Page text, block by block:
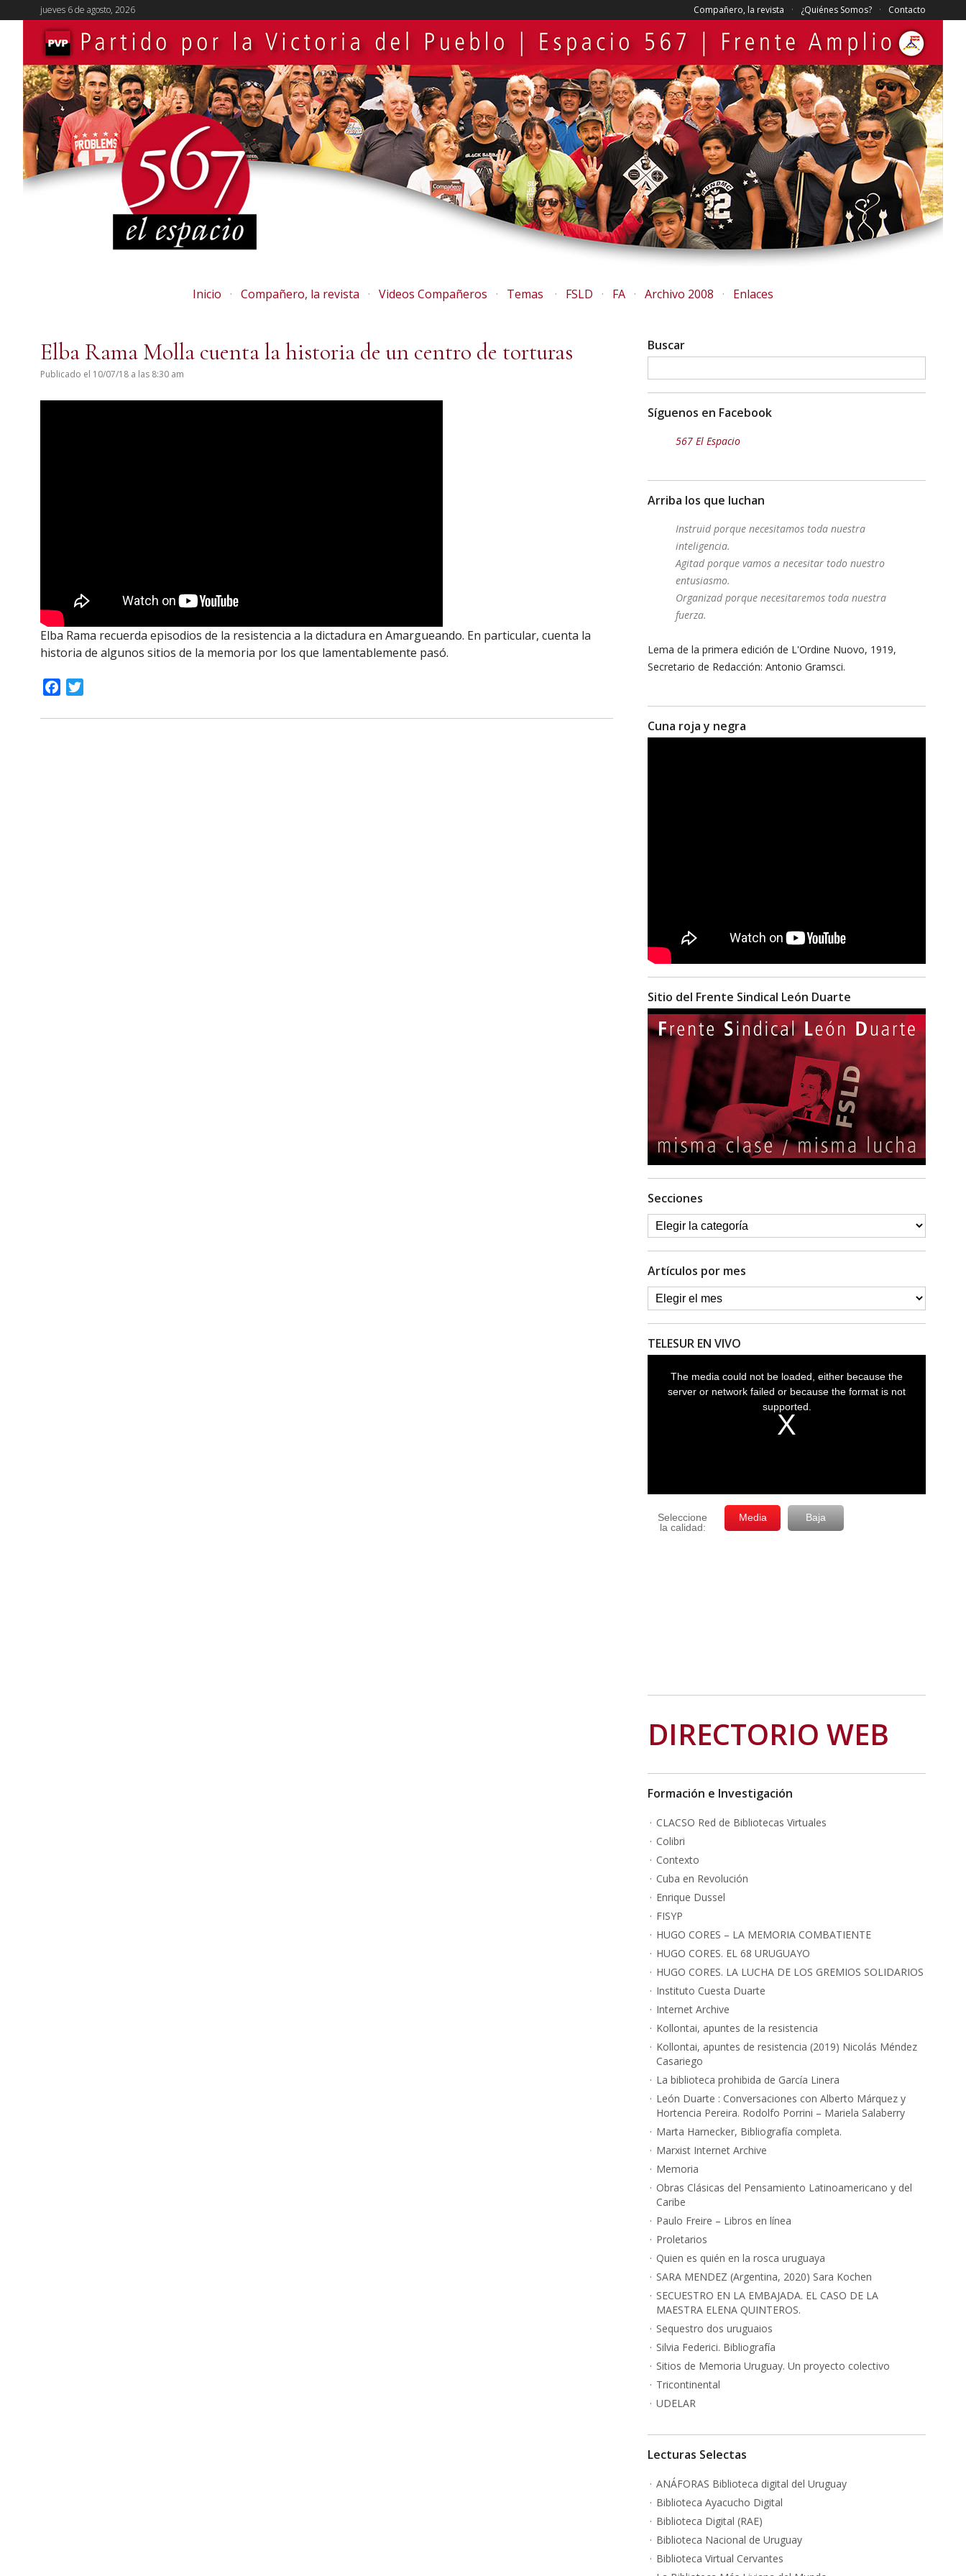
jueves 6 de agosto, 2026 Compañero, la revista ¿Quiénes Somos? Contacto
Inicio Compañero, la revista Videos Compañeros Temas FSLD FA Archivo 2008 Enlaces
Elba Rama Molla cuenta la historia de un centro de torturas
Publicado el 10/07/18 a las 8:30 am
Elba Rama recuerda episodios de la resistencia a la dictadura en Amargueando. En particular, cuenta la
historia de algunos sitios de la memoria por los que lamentablemente pasó.
Facebook
Buscar
Síguenos en Facebook
567 El Espacio
Arriba los que luchan
Instruid porque necesitamos toda nuestra
inteligencia.
Agitad porque vamos a necesitar todo nuestro
entusiasmo.
Organizad porque necesitaremos toda nuestra
fuerza.
Lema de la primera edición de L'Ordine Nuovo, 1919,
Secretario de Redacción: Antonio Gramsci.
Cuna roja y negra
Sitio del Frente Sindical León Duarte
Secciones
Artículos por mes
TELESUR EN VIVO
DIRECTORIO WEB
Formación e Investigación
CLACSO Red de Bibliotecas Virtuales
Colibri
Contexto
Cuba en Revolución
Enrique Dussel
FISYP
HUGO CORES – LA MEMORIA COMBATIENTE
HUGO CORES. EL 68 URUGUAYO
HUGO CORES. LA LUCHA DE LOS GREMIOS SOLIDARIOS
Instituto Cuesta Duarte
Internet Archive
Kollontai, apuntes de la resistencia
Kollontai, apuntes de resistencia (2019) Nicolás Méndez
Casariego
La biblioteca prohibida de García Linera
León Duarte : Conversaciones con Alberto Márquez y
Hortencia Pereira. Rodolfo Porrini – Mariela Salaberry
Marta Harnecker, Bibliografía completa.
Marxist Internet Archive
Memoria
Obras Clásicas del Pensamiento Latinoamericano y del
Caribe
Paulo Freire – Libros en línea
Proletarios
Quien es quién en la rosca uruguaya
SARA MENDEZ (Argentina, 2020) Sara Kochen
SECUESTRO EN LA EMBAJADA. EL CASO DE LA
MAESTRA ELENA QUINTEROS.
Sequestro dos uruguaios
Silvia Federici. Bibliografía
Sitios de Memoria Uruguay. Un proyecto colectivo
Tricontinental
UDELAR
Lecturas Selectas
ANÁFORAS Biblioteca digital del Uruguay
Biblioteca Ayacucho Digital
Biblioteca Digital (RAE)
Biblioteca Nacional de Uruguay
Biblioteca Virtual Cervantes